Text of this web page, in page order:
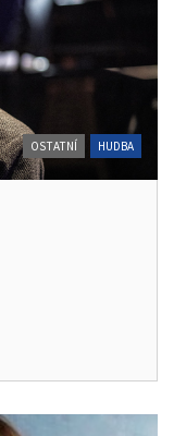
OSTATNÍ HUDBA